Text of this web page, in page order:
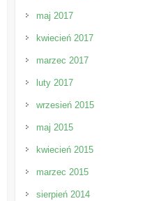
maj 2017
kwiecień 2017
marzec 2017
luty 2017
wrzesień 2015
maj 2015
kwiecień 2015
marzec 2015
sierpień 2014